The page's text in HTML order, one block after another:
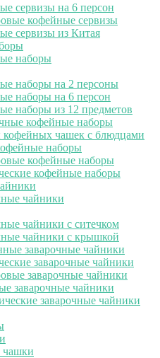
сервизы на 6 персон
кофейные сервизы
сервизы из Китая
наборы
наборы на 2 персоны
наборы на 6 персон
наборы из 12 предметов
кофейные наборы
чашек с блюдцами
наборы
кофейные наборы
кофейные наборы
чайники
чайники с ситечком
чайники с крышкой
заварочные чайники
заварочные чайники
заварочные чайники
заварочные чайники
заварочные чайники
чашки